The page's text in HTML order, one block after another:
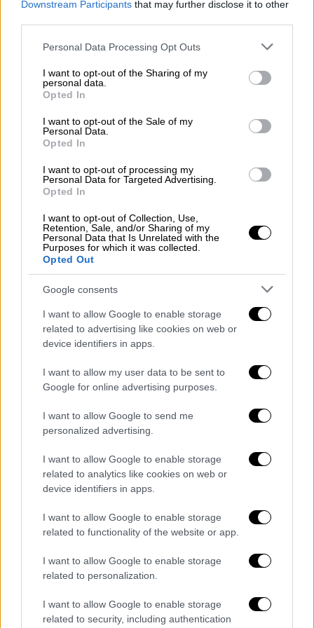
Downstream Participants that may further disclose it to other
Please note that this website/app uses one or more Google
not limited to your visit or usage behaviour. You may click to
grant or deny consent to Google and its third-party tags to
use your data for below specified purposes in below Google
consent section.
Personal Data Processing Opt Outs
I want to opt-out of the Sharing of my
personal data.
Opted In
I want to opt-out of the Sale of my
Personal Data.
Opted In
I want to opt-out of processing my
Personal Data for Targeted Advertising.
Opted In
I want to opt-out of Collection, Use,
Retention, Sale, and/or Sharing of my
Personal Data that Is Unrelated with the
Purposes for which it was collected.
Opted Out
Google consents
I want to allow Google to enable storage
related to advertising like cookies on web or
device identifiers in apps.
I want to allow my user data to be sent to
Google for online advertising purposes.
I want to allow Google to send me
personalized advertising.
I want to allow Google to enable storage
related to analytics like cookies on web or
device identifiers in apps.
I want to allow Google to enable storage
related to functionality of the website or app.
I want to allow Google to enable storage
related to personalization.
I want to allow Google to enable storage
related to security, including authentication
Παγκοσμίου Πολέμου, μεταξύ των
συζητήσεων που διαρκούν μέχρι σήμερα,
περιλαμβάνεται η συμβολή της αντίστασης
των Ναζιστικών δυνάμεων στην ΕΣΣΔ.
Οκτώβριο και τον Νοέμβριο του 1940 και εν
συνεχεία, με σημαντικό μέρος των δυνάμεων
καθηλωμένο στην Ήπερο και το νότιο μέρος
της Αλβανίας, δέχθηκε τον Απρίλιο του 1941,
στρατό.
Η εισβολή στην Ελλάδα ή«Επιχείρηση
Μαρίτα» όπως είχε ονομαστεί από τους
Ναζί, διήρκεσε όμως περισσότερο από όσο
αναμενόταν από τους Στρατηγούς του
Χίτλερ.
Η αναβολή της
Επιχείρησης «Μπαρμπαρόσα»
Ιουνίου 1941, σημαντικό μέρος των
Γερμανικών δυνάμεων βρισκόταν στη χώρα
μας, ακυρώνοντας έτσι την
προγραμματισμένη για τις 15 Μαΐου, έναρξη
της «Επιχείρησης Μπαρμπαρόσα», ήτοι της
εισβολής στηΣοβιετική Ένωση.
Η σθεναρή αντίσταση που συνάντησαν οι
Ναζί, μετέφερε την έναρξη της εισβολής
στην ΕΣΣΔ, στις 22 Ιουνίου
διχάζονται ως προς την επίδραση της
χρονικής αυτής καθυστέρησης. Υπάρχει η